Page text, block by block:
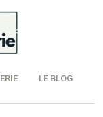
LE BLOG